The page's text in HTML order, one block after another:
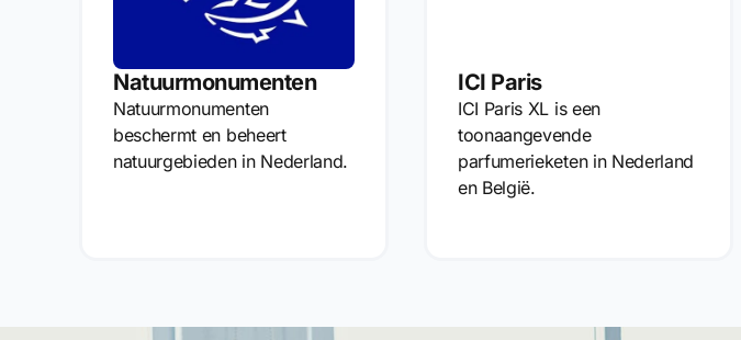
Natuurmonumenten
Natuurmonumenten
beschermt en beheert
natuurgebieden in Nederland.
ICI Paris
ICI Paris XL is een
toonaangevende
parfumerieketen in Nederland
en België.